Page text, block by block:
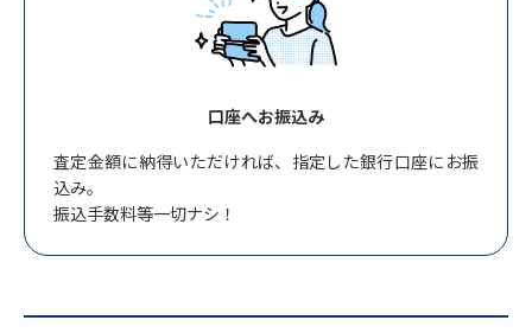
口座へお振込み
査定金額に納得いただければ、指定した銀行口座にお振
込み。
振込手数料等一切ナシ！